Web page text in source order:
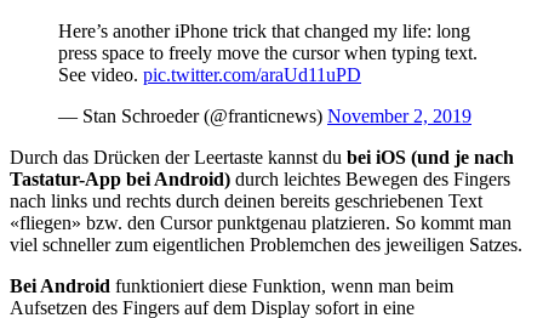
Here’s another iPhone trick that changed my life: long
press space to freely move the cursor when typing text.
See video. pic.twitter.com/araUd11uPD
— Stan Schroeder (@franticnews) November 2, 2019
Durch das Drücken der Leertaste kannst du bei iOS (und je nach
Tastatur-App bei Android) durch leichtes Bewegen des Fingers
nach links und rechts durch deinen bereits geschriebenen Text
«fliegen» bzw. den Cursor punktgenau platzieren. So kommt man
viel schneller zum eigentlichen Problemchen des jeweiligen Satzes.
Bei Android funktioniert diese Funktion, wenn man beim
Aufsetzen des Fingers auf dem Display sofort in eine